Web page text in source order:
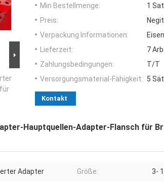
Min Bestellmenge:
1
Preis:
Verpackung Informationen:
Lieferzeit:
7
Zahlungsbedingungen:
T/T
Versorgungsmaterial-Fähigkeit:
5
Kontakt
Hauptquellen-Adapter-Flansch für
Adapter Größe: 3-